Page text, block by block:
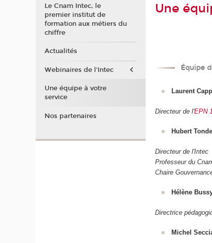
Une
Équipe
Laurent
Directeur de l'EPN
Hubert
Directeur de l'Intec
Professeur du
Chaire
Hélène
Directrice
Michel
Le Cnam Intec, le
premier institut de
formation aux métiers du
chiffre
Actualités
Webinaires de l'Intec
Une équipe à votre
service
Nos partenaires